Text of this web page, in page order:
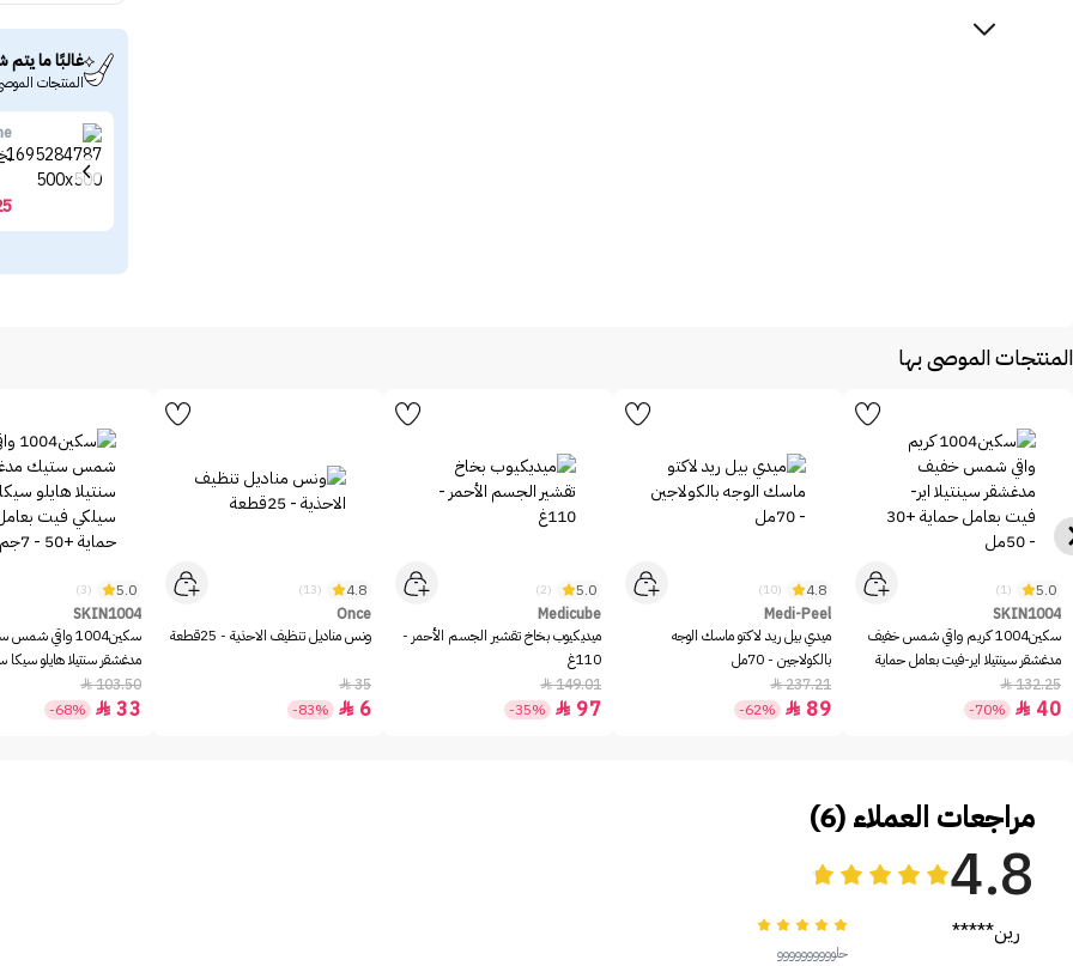
غالبًا ما يتم
المنتجات
المنتجات الموصى بها
5.0
(1)
SKIN1004
سكين1004 كريم واقي شمس خفيف
مدغشقر سينتيلا اير-فيت بعامل حماية
+30 - 50مل
132.25

40

-70%
4.8
(10)
Medi-Peel
ميدي بيل ريد لاكتو ماسك الوجه
بالكولاجين - 70مل
237.21

89

-62%
5.0
(2)
Medicube
ميديكيوب بخاخ تقشير الجسم الأحمر -
110غ
149.01

97

-35%
4.8
(13)
Once
ونس مناديل تنظيف الاحذية - 25قطعة
35

6

-83%
5.0
(3)
SKIN1004
سكين1004 واقي
مدغشقر سنتيلا هايلو
بعامل حماية +50 - 7جم
103.50

33

-68%
مراجعات العملاء (6)
4.8
رين*****
حلوووووووووو